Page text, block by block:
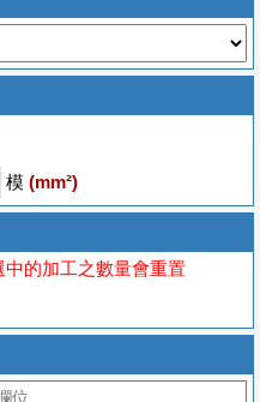
模 (mm²)
的加工之數量會重置